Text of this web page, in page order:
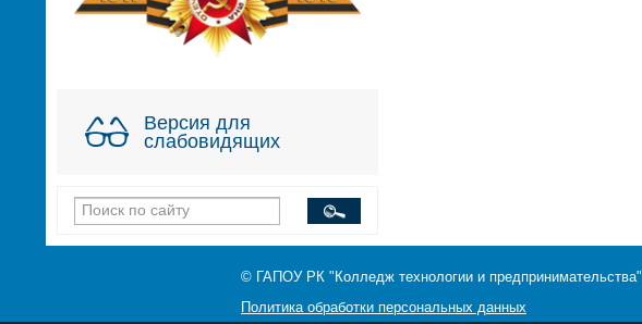
Версия для
слабовидящих
© ГАПОУ РК "Колледж технологии и предпринимательства"
Политика обработки персональных данных